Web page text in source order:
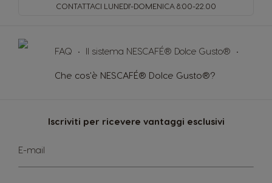
CONTATTACI LUNEDI'-DOMENICA 8:00-22.00
FAQ Il sistema NESCAFÉ® Dolce Gusto®
Che cos'è NESCAFÉ® Dolce Gusto®?
Iscriviti per ricevere vantaggi esclusivi
Iscriviti
alla
nostra
E-mail